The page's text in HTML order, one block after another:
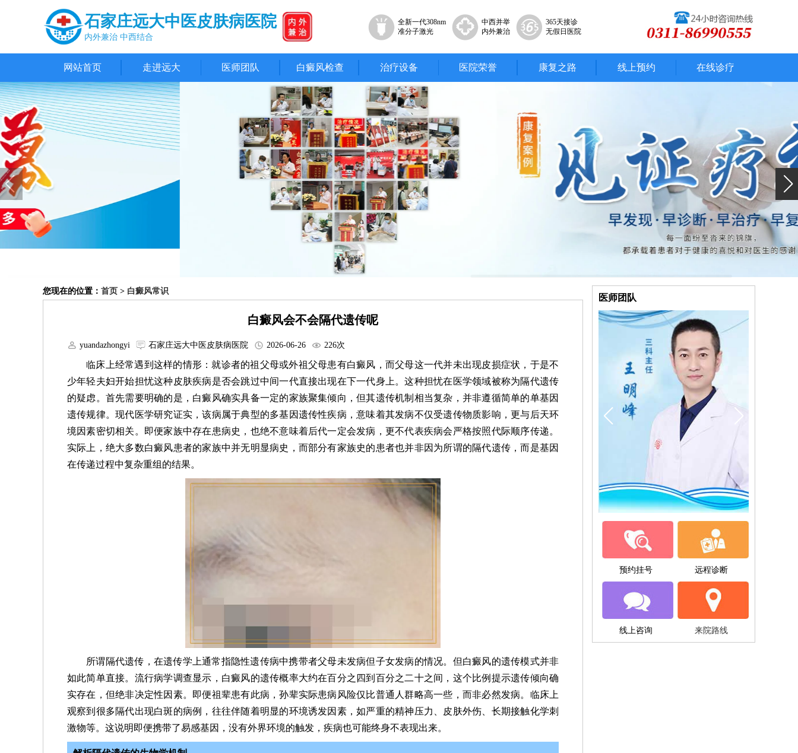
石家庄远大中医皮肤病医院
内外兼治 中西结合
全新一代308nm
准分子激光
中西并举
内外兼治
365天接诊
无假日医院
网站首页 走进远大 医师团队 白癜风检查 治疗设备 医院荣誉 康复之路 线上预约 在线诊疗
您现在的位置： 首页 > 白癜风常识
白癜风会不会隔代遗传呢
yuandazhongyi 石家庄远大中医皮肤病医院 2026-06-26 226次
临床上经常遇到这样的情形：就诊者的祖父母或外祖父母患有白癜风，而父母这一代并未出现皮损症状，于是不
少年轻夫妇开始担忧这种皮肤疾病是否会跳过中间一代直接出现在下一代身上。这种担忧在医学领域被称为隔代遗传
的疑虑。首先需要明确的是，白癜风确实具备一定的家族聚集倾向，但其遗传机制相当复杂，并非遵循简单的单基因
遗传规律。现代医学研究证实，该病属于典型的多基因遗传性疾病，意味着其发病不仅受遗传物质影响，更与后天环
境因素密切相关。即便家族中存在患病史，也绝不意味着后代一定会发病，更不代表疾病会严格按照代际顺序传递。
实际上，绝大多数白癜风患者的家族中并无明显病史，而部分有家族史的患者也并非因为所谓的隔代遗传，而是基因
在传递过程中复杂重组的结果。
所谓隔代遗传，在遗传学上通常指隐性遗传病中携带者父母未发病但子女发病的情况。但白癜风的遗传模式并非
如此简单直接。流行病学调查显示，白癜风的遗传概率大约在百分之四到百分之二十之间，这个比例提示遗传倾向确
实存在，但绝非决定性因素。即便祖辈患有此病，孙辈实际患病风险仅比普通人群略高一些，而非必然发病。临床上
观察到很多隔代出现白斑的病例，往往伴随着明显的环境诱发因素，如严重的精神压力、皮肤外伤、长期接触化学刺
激物等。这说明即便携带了易感基因，没有外界环境的触发，疾病也可能终身不表现出来。
医师团队
预约挂号 远程诊断
线上咨询 来院路线